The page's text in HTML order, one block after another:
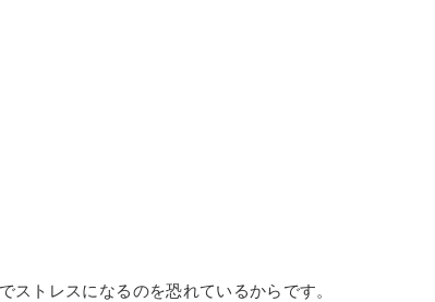
トレスになるのを恐れているからです。